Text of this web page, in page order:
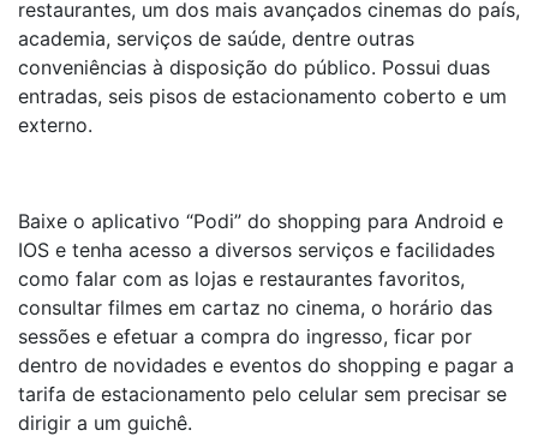
restaurantes, um dos mais avançados cinemas do país,
academia, serviços de saúde, dentre outras
conveniências à disposição do público. Possui duas
entradas, seis pisos de estacionamento coberto e um
externo.
Baixe o aplicativo “Podi” do shopping para Android e
IOS e tenha acesso a diversos serviços e facilidades
como falar com as lojas e restaurantes favoritos,
consultar filmes em cartaz no cinema, o horário das
sessões e efetuar a compra do ingresso, ficar por
dentro de novidades e eventos do shopping e pagar a
tarifa de estacionamento pelo celular sem precisar se
dirigir a um guichê.